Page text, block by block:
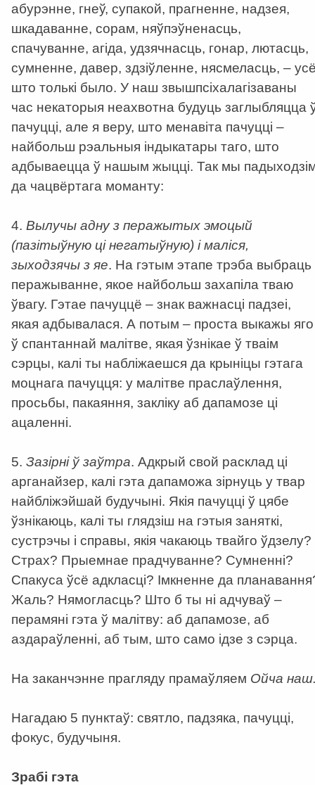
абурэнне, гнеў, супакой, прагненне, надзея,
шкадаванне, сорам, няўпэўненасць,
спачуванне, агіда, удзячнасць, гонар, лютасць,
сумненне, давер, здзіўленне, нясмеласць, –
што толькі было. У наш звышпсіхалагізаваны
час некаторыя неахвотна будуць заглыбляцца
пачуцці, але я веру, што менавіта пачуцці –
найбольш рэальныя індыкатары таго, што
адбываецца ў нашым жыцці. Так мы
да чацвёртага моманту:
4. Вылучы адну з перажытых эмоцый
(пазітыўную ці негатыўную) і маліся,
зыходзячы з яе. На гэтым этапе трэба выбраць
перажыванне, якое найбольш захапіла тваю
ўвагу. Гэтае пачуццё – знак важнасці падзеі,
якая адбывалася. А потым – проста выкажы яго
ў спантаннай малітве, якая ўзнікае ў тваім
сэрцы, калі ты набліжаешся да крыніцы гэтага
моцнага пачуцця: у малітве праслаўлення,
просьбы, пакаяння, закліку аб дапамозе ці
ацаленні.
5. Зазірні ў заўтра. Адкрый свой расклад ці
арганайзер, калі гэта дапаможа зірнуць у твар
найбліжэйшай будучыні. Якія пачуцці ў цябе
ўзнікаюць, калі ты глядзіш на гэтыя заняткі,
сустрэчы і справы, якія чакаюць твайго ўдзелу?
Страх? Прыемнае прадчуванне? Сумненні?
Спакуса ўсё адкласці? Імкненне да
Жаль? Нямогласць? Што б ты ні адчуваў –
перамяні гэта ў малітву: аб дапамозе, аб
аздараўленні, аб тым, што само ідзе з сэрца.
На заканчэнне прагляду прамаўляем Ойча
Нагадаю 5 пунктаў: святло, падзяка, пачуцці,
фокус, будучыня.
Зрабі гэта